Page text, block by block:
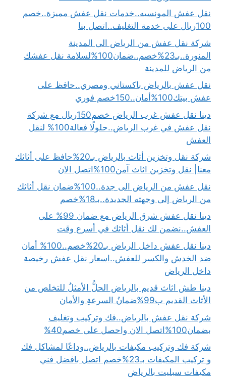
نقل عفش المونسيه..خدمات نقل عفش مميزة..خصم
100ريال على خدمة التغليف..اتصل بنا
شركة نقل عفش من الرياض الى المدينة
المنورة..بـ23%خصم..ضمان100%لسلامة نقل عفشك
من الرياض للمدينة
نقل عفش بالرياض باكستاني ومصري..حافظ على
عفش بيتك100%أمان..150خصم فوري
دينا نقل عفش غرب الرياض خصم150ريال مع شركة
نقل عفش في غرب الرياض..حلولًا فعالة100% لنقل
العفش
شركة نقل وتخزين أثاث بالرياض بـ20%حافظ على أثاثك
معنا| نقل وتخزين اثاث آمن100%اتصل الان
نقل عفش من الرياض الى جدة..100%ضمان نقل أثاثك
من الرياض إلى وجهته الجديدة..بـ18%خصم
دينا نقل عفش شرق الرياض مع ضمان 99% على
العفش..نضمن لك نقل أثاثك في أسرع وقت
دينا نقل عفش داخل الرياض بـ20%خصم..100% أمان
ضد الخدش والكسر للعفش..اسعار نقل عفش رخيصة
داخل الرياض
دينا طش اثاث قديم بالرياض الحلُّ الأمثلُ للتخلص من
الأثاث القديم ب99%ضمانُ السرعةِ والأمان
شركة نقل عفش بالرياض..فك وتركيب وتغليف
بضمان100%اتصل الان واحصل على خصم40%
شركة فك وتركيب مكيفات بالرياض..وداعًا لمشاكل فك
و تركيب المكيفات بـ23%خصم اتصل بافضل فني
مكيفات سبليت بالرياض